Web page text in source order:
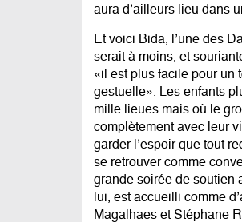
aura d’ailleurs lieu dans
Et voici Bida, l’une des
serait à moins, et
«il est plus facile pour un
gestuelle». Les enfants
mille lieues mais où le
complètement avec leur
garder l’espoir que tout
se retrouver comme
grande soirée de soutien
lui, est accueilli comme
Magalhaes et Stéphane